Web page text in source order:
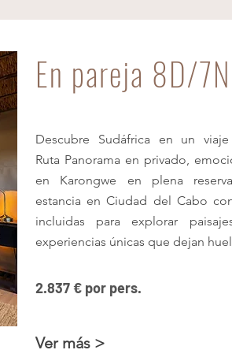
En pareja 8D/7N
Descubre Sudáfrica en un
Ruta Panorama en privado,
en Karongwe en plena
estancia en Ciudad del Cabo
incluidas para explorar
experiencias únicas que dejan
2.837 € por pers.
Ver más >